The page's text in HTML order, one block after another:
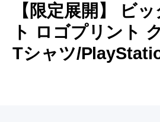
【限定展開】 ビ
ト ロゴプリント
Tシャツ/